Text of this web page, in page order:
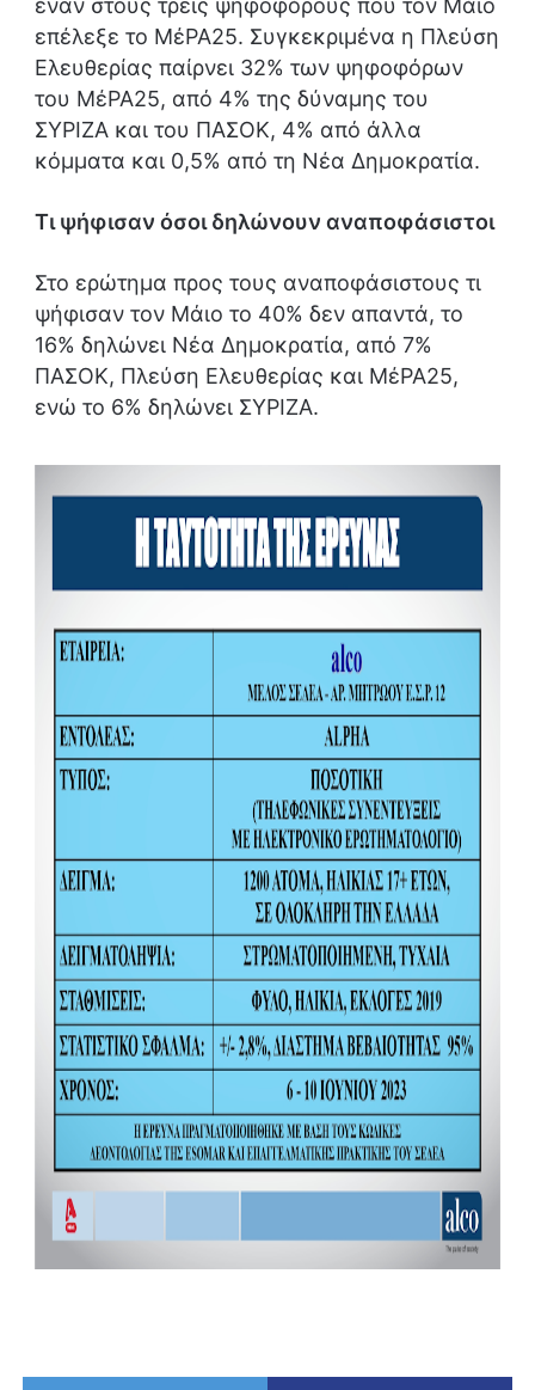
έναν στους τρεις ψηφοφόρους που τον Μάιο
επέλεξε το ΜέΡΑ25. Συγκεκριμένα η Πλεύση
Ελευθερίας παίρνει 32% των ψηφοφόρων
του ΜέΡΑ25, από 4% της δύναμης του
ΣΥΡΙΖΑ και του ΠΑΣΟΚ, 4% από άλλα
κόμματα και 0,5% από τη Νέα Δημοκρατία.
Τι ψήφισαν όσοι δηλώνουν αναποφάσιστοι
Στο ερώτημα προς τους αναποφάσιστους τι
ψήφισαν τον Μάιο το 40% δεν απαντά, το
16% δηλώνει Νέα Δημοκρατία, από 7%
ΠΑΣΟΚ, Πλεύση Ελευθερίας και ΜέΡΑ25,
ενώ το 6% δηλώνει ΣΥΡΙΖΑ.